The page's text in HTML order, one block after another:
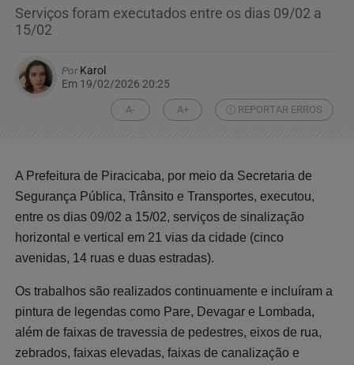
Serviços foram executados entre os dias 09/02 a
15/02
PorKarol
Em 19/02/2026 20:25
A- A+ REPORTAR ERROS
A Prefeitura de Piracicaba, por meio da Secretaria de
Segurança Pública, Trânsito e Transportes, executou,
entre os dias 09/02 a 15/02, serviços de sinalização
horizontal e vertical em 21 vias da cidade (cinco
avenidas, 14 ruas e duas estradas).
Os trabalhos são realizados continuamente e incluíram a
pintura de legendas como Pare, Devagar e Lombada,
além de faixas de travessia de pedestres, eixos de rua,
zebrados, faixas elevadas, faixas de canalização e